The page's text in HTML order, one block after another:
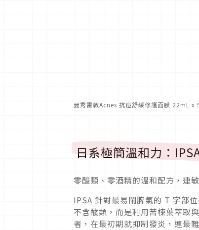
曼秀雷敦Acnes 抗痘舒緩修護面膜 22mL x
日系極簡溫和力：
零酸類、零酒精的溫和配方，連
IPSA 針對最易鬧脾氣的 T 字部
不含酸類，而是利用苦楝葉萃取
者，在最初期就抑制發炎，連最